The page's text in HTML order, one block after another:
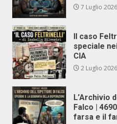
7 Luglio 2026
Il caso
speciale
CIA
2 Luglio 2026
L’Archivio
Falco |
farsa e il